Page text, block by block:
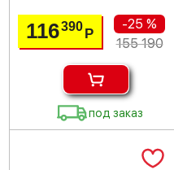
116390Р
-25 %
155 190
под заказ